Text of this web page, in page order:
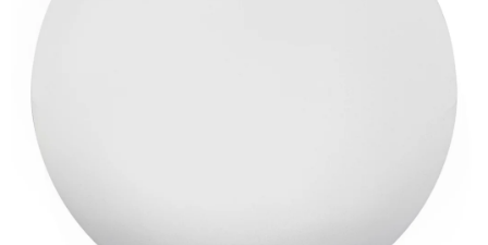
NA OBJEDNÁVKU
AKCIA
NOVINKY